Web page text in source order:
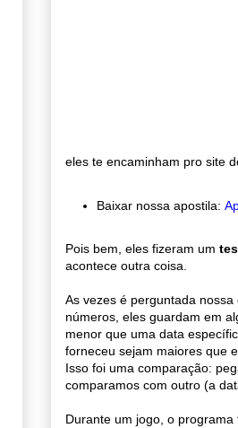
eles te encaminham pro site
Baixar nossa apostila:
Pois bem, eles fizeram um
acontece outra coisa.
As vezes é perguntada
números, eles guardam em
menor que uma data
forneceu sejam maiores que
Isso foi uma comparação:
comparamos com outro (a
Durante um jogo, o